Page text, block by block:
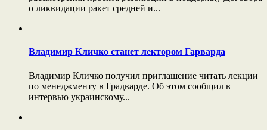
о ликвидации ракет средней и...
Владимир Кличко станет лектором Гарварда
Владимир Кличко получил приглашение читать лекции
по менеджменту в Градварде. Об этом сообщил в
интервью украинскому...